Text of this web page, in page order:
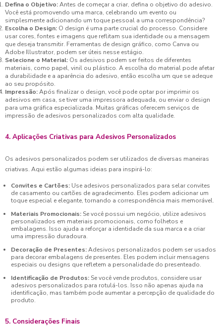
Defina o Objetivo:Antes de começar a criar, defina o objetivo do adesivo.
Você está promovendo uma marca, celebrando um evento ou
simplesmente adicionando um toque pessoal a uma correspondência?
Escolha o Design: O design é uma parte crucial do processo. Considere
usar cores, fontes e imagens que reflitam sua identidade ou a mensagem
que deseja transmitir. Ferramentas de design gráfico, como Canva ou
Adobe Illustrator, podem ser úteis nesse estágio.
Selecione o Material: Os adesivos podem ser feitos de diferentes
materiais, como papel, vinil ou plástico. A escolha do material pode afetar
a durabilidade e a aparência do adesivo, então escolha um que se adeque
ao seu propósito.
Impressão:Após finalizar o design, você pode optar por imprimir os
adesivos em casa, se tiver uma impressora adequada, ou enviar o design
para uma gráfica especializada. Muitas gráficas oferecem serviços de
impressão de adesivos personalizados com alta qualidade.
4. Aplicações Criativas para Adesivos Personalizados
Os adesivos personalizados podem ser utilizados de diversas maneiras
criativas. Aqui estão algumas ideias para inspirá-lo:
Convites e Cartões: Use adesivos personalizados para selar convites
de casamento ou cartões de agradecimento. Eles podem adicionar um
toque especial e elegante, tornando a correspondência mais memorável.
Materiais Promocionais: Se você possui um negócio, utilize adesivos
personalizados em materiais promocionais, como folhetos e
embalagens. Isso ajuda a reforçar a identidade da sua marca e a criar
uma impressão duradoura.
Decoração de Presentes:Adesivos personalizados podem ser usados
para decorar embalagens de presentes. Eles podem incluir mensagens
especiais ou designs que refletem a personalidade do presenteado.
Identificação de Produtos: Se você vende produtos, considere usar
adesivos personalizados para rotulá-los. Isso não apenas ajuda na
identificação, mas também pode aumentar a percepção de qualidade do
produto.
5. Considerações Finais